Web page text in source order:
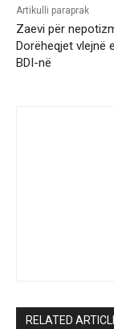
Artikulli paraprak
Zaevi për
Dorëheqjet vlejnë
BDI-në
RELATED